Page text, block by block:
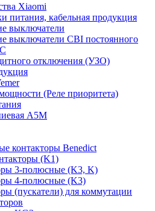
Xiaomi
питания, кабельная продукция
выключатели
выключатели CBI постоянного
отключения (УЗО)
(Реле приоритета)
А5М
контакторы Benedict
(K1)
3-полюсные (K3, K)
4-полюсные (K3)
(пускатели) для коммутации